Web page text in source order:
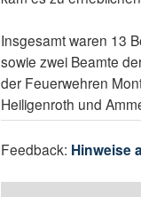
Insgesamt waren 13
sowie zwei Beamte
der Feuerwehren
Heiligenroth und
Feedback: Hinweise